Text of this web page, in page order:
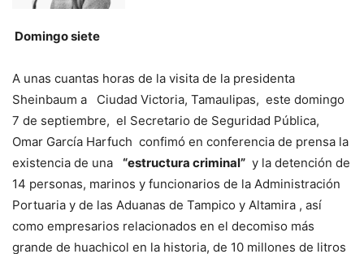
Domingo siete
A unas cuantas horas de la visita de la presidenta
Sheinbaum a Ciudad Victoria, Tamaulipas, este domingo
7 de septiembre, el Secretario de Seguridad Pública,
Omar García Harfuch confimó en conferencia de prensa la
existencia de una “estructura criminal” y la detención de
14 personas, marinos y funcionarios de la Administración
Portuaria y de las Aduanas de Tampico y Altamira , así
como empresarios relacionados en el decomiso más
grande de huachicol en la historia, de 10 millones de litros